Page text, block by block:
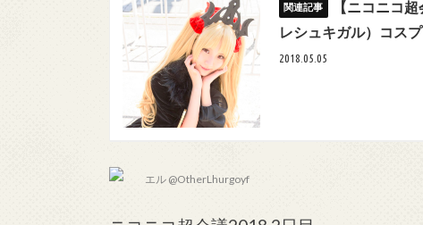
【ニコニコ
レシュキガル）コス
2018.05.05
エル @OtherLhurgoyf